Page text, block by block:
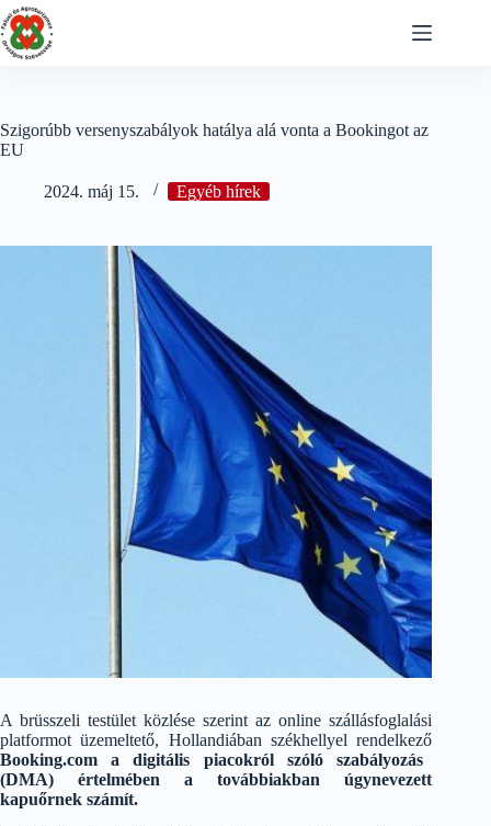
Skip
to
content
Szigorúbb versenyszabályok hatálya alá vonta a Bookingot az
EU
2024. máj 15. Egyéb hírek
A brüsszeli testület közlése szerint az online szállásfoglalási
platformot üzemeltető, Hollandiában székhellyel rendelkező
Booking.com a digitális piacokról szóló szabályozás
(DMA) értelmében a továbbiakban úgynevezett
kapuőrnek számít.